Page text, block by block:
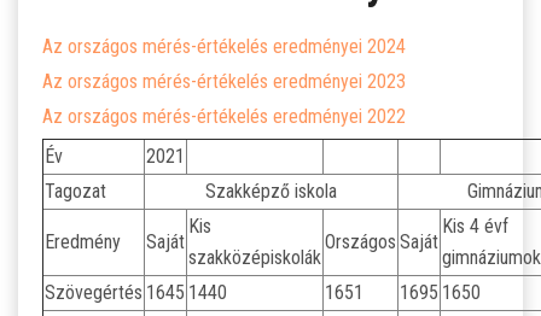
KÖZÉRDEKŰ
TANULÓINKNAK
ÁLTALÁNOS ISKOLÁSOKNAK
SZÜLŐKNEK
Az országos mérés-értékelés eredményei 2024
Az országos mérés-értékelés eredményei 2023
Az országos mérés-értékelés eredményei 2022
Év
2021
Tagozat
Szakképző iskola
Eredmény Saját
Kis
szakközépiskolák
Országos Saját
Kis 4 évf
gimnáziumok
Szövegértés 1645 1440 1651 1695 1650